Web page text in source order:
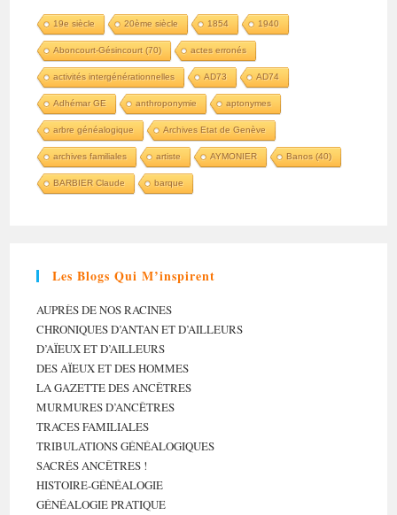
19e siècle 20ème siècle 1854 1940
Aboncourt-Gésincourt (70) actes erronés
activités intergénérationnelles AD73 AD74
Adhémar GE anthroponymie aptonymes
arbre généalogique Archives Etat de Genève
archives familiales artiste AYMONIER Banos (40)
BARBIER Claude barque
Les Blogs Qui M’inspirent
AUPRÈS DE NOS RACINES
CHRONIQUES D’ANTAN ET D’AILLEURS
D’AÏEUX ET D’AILLEURS
DES AÏEUX ET DES HOMMES
LA GAZETTE DES ANCÊTRES
MURMURES D’ANCÊTRES
TRACES FAMILIALES
TRIBULATIONS GÉNÉALOGIQUES
SACRÉS ANCÊTRES !
HISTOIRE-GÉNÉALOGIE
GÉNÉALOGIE PRATIQUE